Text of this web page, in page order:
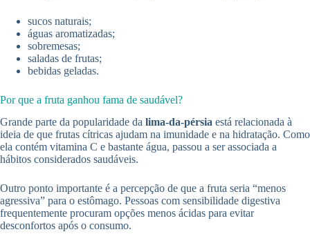
sucos naturais;
águas aromatizadas;
sobremesas;
saladas de frutas;
bebidas geladas.
Por que a fruta ganhou fama de saudável?
Grande parte da popularidade da lima-da-pérsia está relacionada à
ideia de que frutas cítricas ajudam na imunidade e na hidratação. Como
ela contém vitamina C e bastante água, passou a ser associada a
hábitos considerados saudáveis.
Outro ponto importante é a percepção de que a fruta seria “menos
agressiva” para o estômago. Pessoas com sensibilidade digestiva
frequentemente procuram opções menos ácidas para evitar
desconfortos após o consumo.